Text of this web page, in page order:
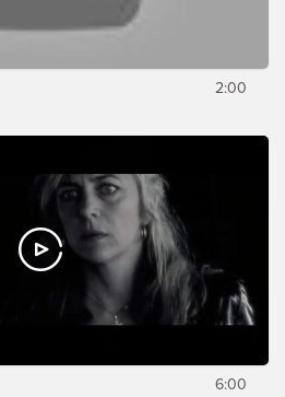
2:00
6:00